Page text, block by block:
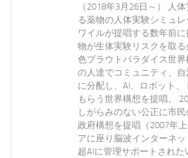
（2018年3月26日～） 人
る薬物の人体実験シミュ
ワイルが提唱する数年前
物が生体実験リスクを取
色プラウトパラダイス世
の人達でコミュニティ、
に分配し、AI、ロボット
もらう世界構想を提唱。
しがらみのない公正に市
政府構想を提唱（2007年
アに座り脳波インターネ
超AIに管理サポートされ